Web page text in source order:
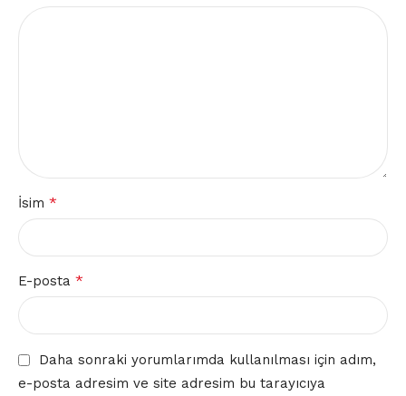
İsim *
E-posta *
Daha sonraki yorumlarımda kullanılması için adım,
e-posta adresim ve site adresim bu tarayıcıya